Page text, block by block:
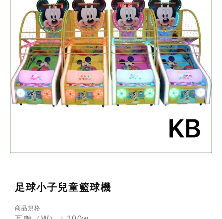
足球小子兒童籃球機
商品規格